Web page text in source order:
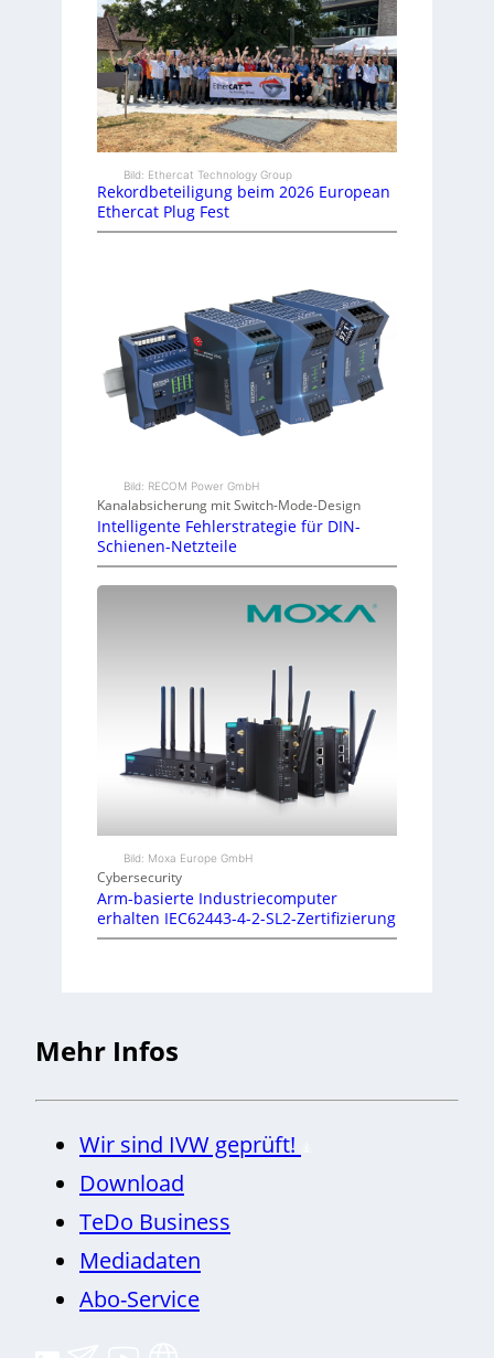
Bild: Ethercat Technology Group
Rekordbeteiligung beim 2026 European
Ethercat Plug Fest
Bild: RECOM Power GmbH
Kanalabsicherung mit Switch-Mode-Design
Intelligente Fehlerstrategie für DIN-
Schienen-Netzteile
Bild: Moxa Europe GmbH
Cybersecurity
Arm-basierte Industriecomputer
erhalten IEC62443-4-2-SL2-Zertifizierung
Mehr Infos
Wir sind IVW geprüft!
Download
TeDo Business
Mediadaten
Abo-Service